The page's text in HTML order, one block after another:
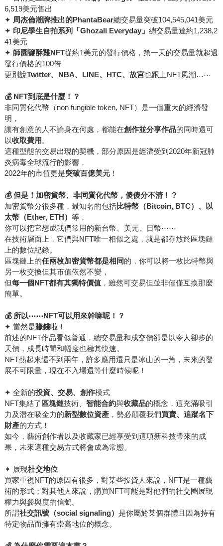
6,519美元售出
✦ 周杰倫潮牌推出的PhantaBear總交易量突破104,545,041美元
✦ 印尼學生自拍系列「Ghozali Everyday」 總交易量達約1,238,2
41美元
✦ 師園鹽酥雞NFT從約1美元的發行價格，第一天的交易量就超過
發行價格的100倍
更別說Twitter、NBA、LINE、HTC、故宮也跟上NFT風潮…⋯
💰NFT到底是什麼！？
非同質化代幣（non fungible token, NFT）是一個重大的經濟發
明，
讓有創意的人不論身在何處，都能在創作並分享作品的同時還可
以收取費用 。
這種型態的交易出現的契機，部分原因是經濟受到2020年新冠肺
炎病毒全球流行的影響，
2022年的市值更是突破百億美元！
💰 但是！加密貨幣、非同質化代幣，傻傻分不清！？
加密貨幣分很多種，最知名的包括比特幣（Bitcoin, BTC）、以
太幣（Ether, ETH） 等，
你可以把它想成我們常用的新台幣、美元、日幣⋯⋯
在技術層面上，它們與NFT唯一相似之處，就是都存放於區塊鏈
上的數位紀錄。
區塊鏈上的任兩枚加密貨幣都是相同的，你可以將一枚比特幣與
另一枚交換但其市值依然不變，
但每一個NFT都有其獨特價值，雖然可交易但並非僅僅互換那麼
簡單。
💰 所以⋯⋯NFT可以用來幹嘛呢！？
✦ 當然是賺錢啦！
前述的NFT作品看似普通，總交易量和成交價卻是以令人卻步的
天價，成長時間和幅度也極其快速。
NFT熱起來還不到兩年，許多應用還只是冰山的一角，未來的發
展不可限量，現在不入場還等什麼時候呢！
✦ 全新的投資、交易、創作模式
NFT集結了 區塊鏈技術、 智能合約與收藏品的概念，這充滿吸引
力及潛在吸金力的新型數位資產，勢必顛覆我們買賣、追蹤名下
財產的方式！
如今，藝術創作者以及收藏家已經享受到這項新科技帶來的成
果，未來這種交易方式將會成為常態。
✦ 展現社交地位
買家重視NFT的原因有很多，對某些投資人來說，NFT是一種藝
術的形式；對其他人來說，購買NFT可能是對他們的社交圈展現
權力與參與度的信號。
所謂社交訊號（social signaling） 是你屬於某個群體且因為持有
特定物品而擁有崇高地位的概念。